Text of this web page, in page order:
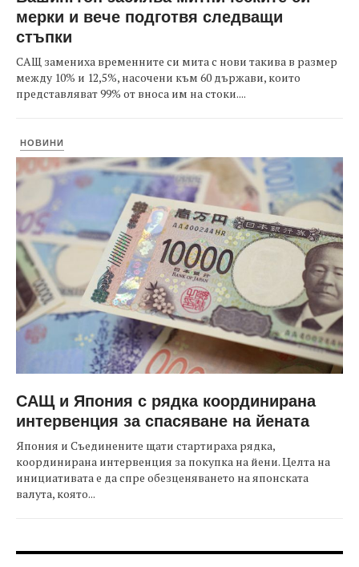
мерки и вече подготвя следващи
стъпки
САЩ замениха временните си мита с нови такива в размер
между 10% и 12,5%, насочени към 60 държави, които
представляват 99% от вноса им на стоки....
НОВИНИ
САЩ и Япония с рядка координирана
интервенция за спасяване на йената
Япония и Съединените щати стартираха рядка,
координирана интервенция за покупка на йени. Целта на
инициативата е да спре обезценяването на японската
валута, която...